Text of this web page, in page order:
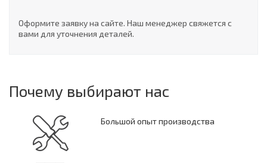
Оформите заявку на сайте. Наш менеджер свяжется с
вами для уточнения деталей.
Почему выбирают нас
Большой опыт производства